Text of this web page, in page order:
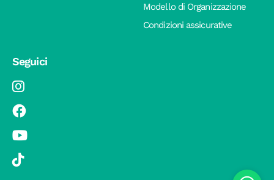
Modello di Organizzazione
Condizioni assicurative
Seguici